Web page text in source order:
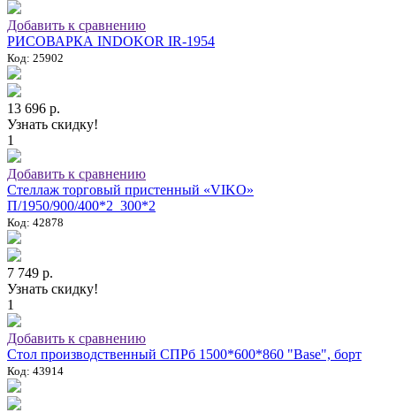
Добавить к сравнению
РИСОВАРКА INDOKOR IR-1954
Код: 25902
13 696 р.
Узнать скидку!
1
Добавить к сравнению
Стеллаж торговый пристенный «VIKO»
П/1950/900/400*2_300*2
Код: 42878
7 749 р.
Узнать скидку!
1
Добавить к сравнению
Стол производственный СПРб 1500*600*860 "Base", борт
Код: 43914